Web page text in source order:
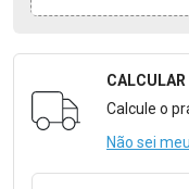
FormulárioCALCULAR
Calcule o
Não sei